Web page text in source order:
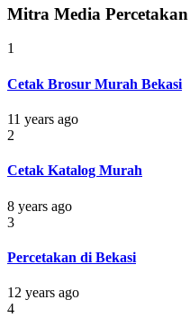
Mitra Media Percetakan
1
Cetak Brosur Murah Bekasi
11 years ago
2
Cetak Katalog Murah
8 years ago
3
Percetakan di Bekasi
12 years ago
4